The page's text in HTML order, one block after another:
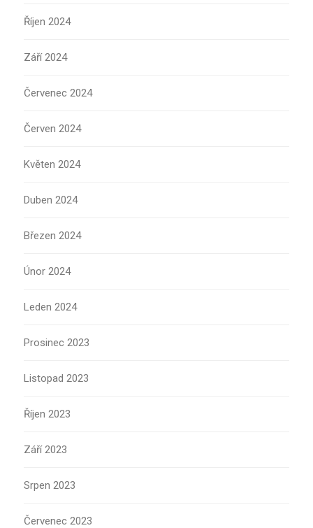
Říjen 2024
Září 2024
Červenec 2024
Červen 2024
Květen 2024
Duben 2024
Březen 2024
Únor 2024
Leden 2024
Prosinec 2023
Listopad 2023
Říjen 2023
Září 2023
Srpen 2023
Červenec 2023